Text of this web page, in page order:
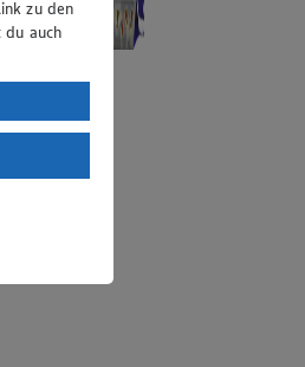
zu den
auch
DSGVO
mit
das